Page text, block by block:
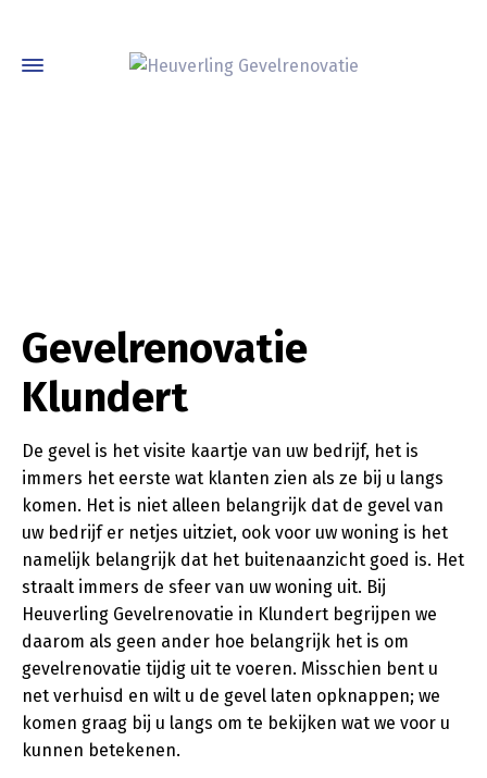
Gevelrenovatie
Klundert
De gevel is het visite kaartje van uw bedrijf, het is
immers het eerste wat klanten zien als ze bij u langs
komen. Het is niet alleen belangrijk dat de gevel van
uw bedrijf er netjes uitziet, ook voor uw woning is het
namelijk belangrijk dat het buitenaanzicht goed is. Het
straalt immers de sfeer van uw woning uit. Bij
Heuverling Gevelrenovatie in Klundert begrijpen we
daarom als geen ander hoe belangrijk het is om
gevelrenovatie tijdig uit te voeren. Misschien bent u
net verhuisd en wilt u de gevel laten opknappen; we
komen graag bij u langs om te bekijken wat we voor u
kunnen betekenen.